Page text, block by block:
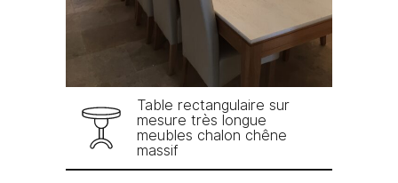
Table rectangulaire sur
mesure très longue
meubles chalon chêne
massif